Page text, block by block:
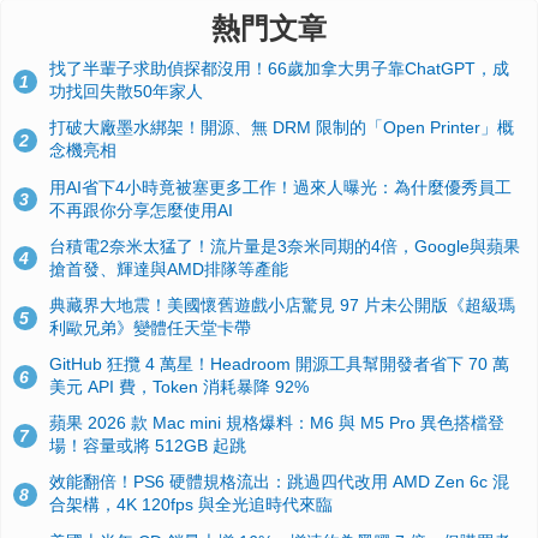
熱門文章
1
找了半輩子求助偵探都沒用！66歲加拿大男子靠ChatGPT，成
功找回失散50年家人
2
打破大廠墨水綁架！開源、無 DRM 限制的「Open Printer」概
念機亮相
3
用AI省下4小時竟被塞更多工作！過來人曝光：為什麼優秀員工
不再跟你分享怎麼使用AI
4
台積電2奈米太猛了！流片量是3奈米同期的4倍，Google與蘋果
搶首發、輝達與AMD排隊等產能
5
典藏界大地震！美國懷舊遊戲小店驚見 97 片未公開版《超級瑪
利歐兄弟》變體任天堂卡帶
6
GitHub 狂攬 4 萬星！Headroom 開源工具幫開發者省下 70 萬
美元 API 費，Token 消耗暴降 92%
7
蘋果 2026 款 Mac mini 規格爆料：M6 與 M5 Pro 異色搭檔登
場！容量或將 512GB 起跳
8
效能翻倍！PS6 硬體規格流出：跳過四代改用 AMD Zen 6c 混
合架構，4K 120fps 與全光追時代來臨